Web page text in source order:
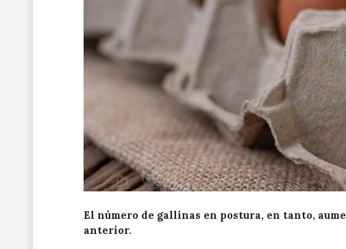
El número de gallinas en postura, en tanto,
anterior.